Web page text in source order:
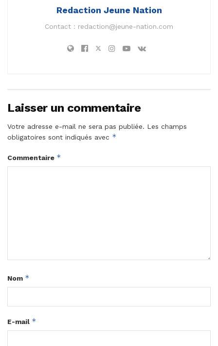
Redaction Jeune Nation
Contact : redaction@jeune-nation.com
Laisser un commentaire
Votre adresse e-mail ne sera pas publiée. Les champs
obligatoires sont indiqués avec *
Commentaire *
Nom *
E-mail *